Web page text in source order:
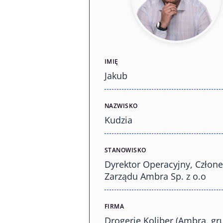
IMIĘ
Jakub
NAZWISKO
Kudzia
STANOWISKO
Dyrektor Operacyjny,
Zarządu Ambra Sp. z o.o
FIRMA
Drogerie Koliber (Ambra,